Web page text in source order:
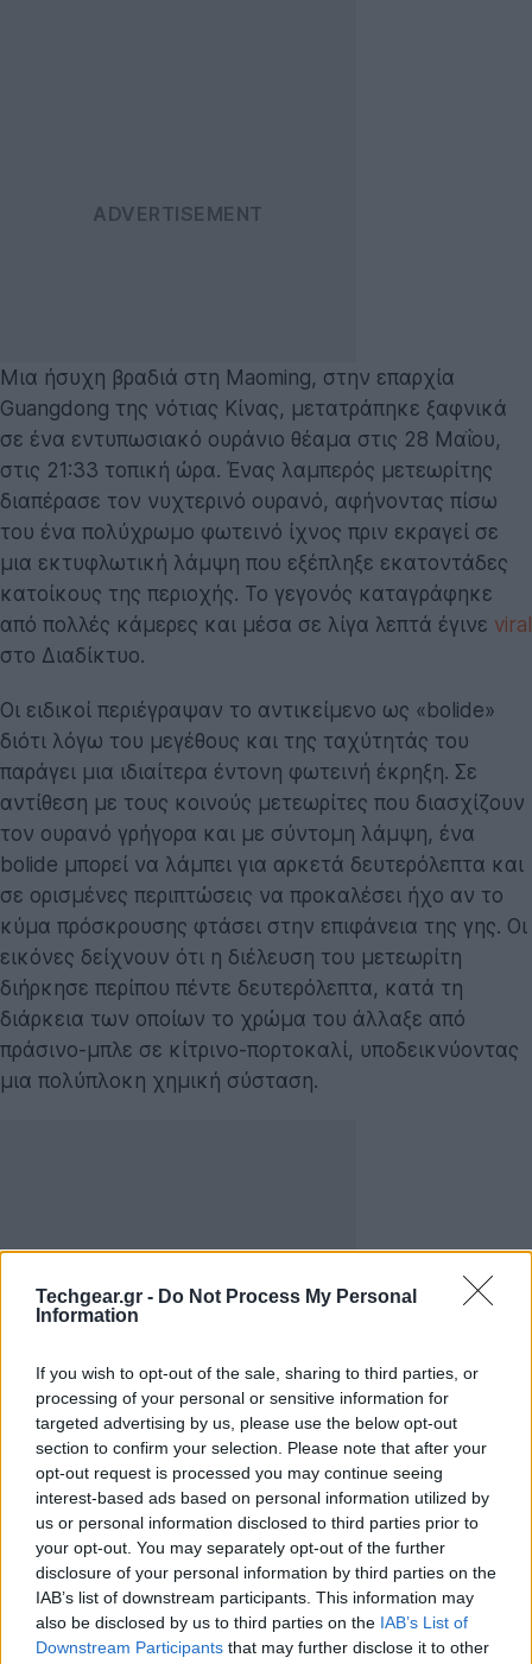
Techgear.gr - Do Not Process My Personal
Information
If you wish to opt-out of the sale, sharing to third parties, or
processing of your personal or sensitive information for
targeted advertising by us, please use the below opt-out
section to confirm your selection. Please note that after your
opt-out request is processed you may continue seeing
interest-based ads based on personal information utilized by
us or personal information disclosed to third parties prior to
your opt-out. You may separately opt-out of the further
disclosure of your personal information by third parties on the
IAB’s list of downstream participants. This information may
also be disclosed by us to third parties on the IAB’s List of
Downstream Participants that may further disclose it to other
Μια ήσυχη βραδιά στη Maoming, στην επαρχία
Guangdong της νότιας Κίνας, μετατράπηκε ξαφνικά
σε ένα εντυπωσιακό ουράνιο θέαμα στις 28 Μαΐου,
στις 21:33 τοπική ώρα. Ένας λαμπερός μετεωρίτης
διαπέρασε τον νυχτερινό ουρανό, αφήνοντας πίσω
του ένα πολύχρωμο φωτεινό ίχνος πριν εκραγεί σε
μια εκτυφλωτική λάμψη που εξέπληξε εκατοντάδες
κατοίκους της περιοχής. Το γεγονός καταγράφηκε
από πολλές κάμερες και μέσα σε λίγα λεπτά έγινε viral
στο Διαδίκτυο.
Οι ειδικοί περιέγραψαν το αντικείμενο ως «bolide»
διότι λόγω του μεγέθους και της ταχύτητάς του
παράγει μια ιδιαίτερα έντονη φωτεινή έκρηξη. Σε
αντίθεση με τους κοινούς μετεωρίτες που διασχίζουν
τον ουρανό γρήγορα και με σύντομη λάμψη, ένα
bolide μπορεί να λάμπει για αρκετά δευτερόλεπτα και
σε ορισμένες περιπτώσεις να προκαλέσει ήχο αν το
κύμα πρόσκρουσης φτάσει στην επιφάνεια της γης. Οι
εικόνες δείχνουν ότι η διέλευση του μετεωρίτη
διήρκησε περίπου πέντε δευτερόλεπτα, κατά τη
διάρκεια των οποίων το χρώμα του άλλαξε από
πράσινο-μπλε σε κίτρινο-πορτοκαλί, υποδεικνύοντας
μια πολύπλοκη χημική σύσταση.
Το χρώμα ενός μετεωρίτη εξαρτάται από πολλούς
παράγοντες, όπως η ταχύτητα εισόδου στην
ατμόσφαιρα, η πίεση που δημιουργεί ο αέρας και
φυσικά η χημική σύσταση του ίδιου του σώματος. Για
παράδειγμα, η παρουσία νατρίου δίνει μια
πορτοκαλοκίτρινη απόχρωση, ενώ το μαγνήσιο
εκπέμπει πράσινο φως. Επίσης, η συμπίεση του αέρα
μπροστά από ένα αντικείμενο που ταξιδεύει με